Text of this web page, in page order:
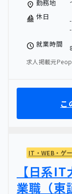
勤務地
休日
就業時間
求人掲載元
こ
IT・WEB・ゲ
【日系
業職（東